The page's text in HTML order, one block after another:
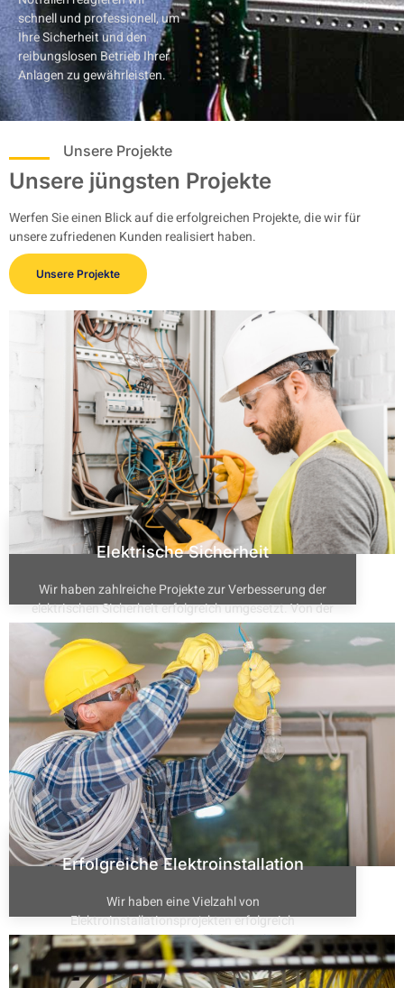
schnell und professionell, um
Ihre Sicherheit und den
reibungslosen Betrieb Ihrer
Anlagen zu gewährleisten.
Unsere Projekte
Unsere jüngsten Projekte
Werfen Sie einen Blick auf die erfolgreichen Projekte, die wir für
unsere zufriedenen Kunden realisiert haben.
Unsere Projekte
Elektrische Sicherheit
Wir haben zahlreiche Projekte zur Verbesserung der
elektrischen Sicherheit erfolgreich umgesetzt. Von der
Installation moderner Alarmsysteme und
Überwachungskameras bis hin zu umfassenden
Brandschutzlösungen.
Erfolgreiche Elektroinstallation
Wir haben eine Vielzahl von
Elektroinstallationsprojekten erfolgreich
abgeschlossen, die sowohl Privat- als auch
Geschäftskunden umfassen. Jedes Projekt wurde
sorgfältig geplant und fachmännisch ausgeführt.